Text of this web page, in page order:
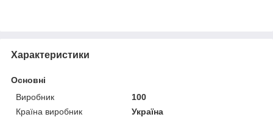
Характеристики
Основні
Виробник
100
Країна виробник
Україна